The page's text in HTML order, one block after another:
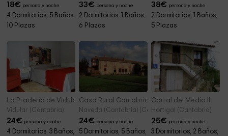
18€ persona y noche
4 Dormitorios, 5 Baños,
10 Plazas
33€ persona y noche
2 Dormitorios, 1 Baños,
6 Plazas
38€ persona y noche
2 Dormitorios, 1 Baños,
5 Plazas
La Pradería de Vidular
Vidular (Cantabria)
24€ persona y noche
4 Dormitorios, 3 Baños,
Casa Rural Cantabria
Naveda (Cantabria) (Cantabria)
24€ persona y noche
5 Dormitorios, 5 Baños,
Corral del Medio II
Hortigal (Cantabria)
25€ persona y noche
3 Dormitorios, 2 Baños,